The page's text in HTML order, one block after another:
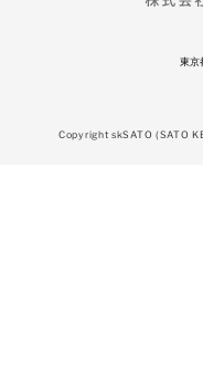
バイメタル式温度計（在
東京
Copyright skSATO (SATO